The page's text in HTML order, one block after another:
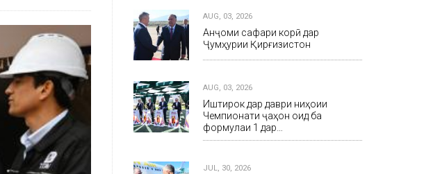
AUG, 03, 2026
Анҷоми сафари корӣ дар
Ҷумҳурии Қирғизистон
AUG, 03, 2026
Иштирок дар даври ниҳоии
Чемпионати ҷаҳон оид ба
формулаи 1 дар…
JUL, 30, 2026